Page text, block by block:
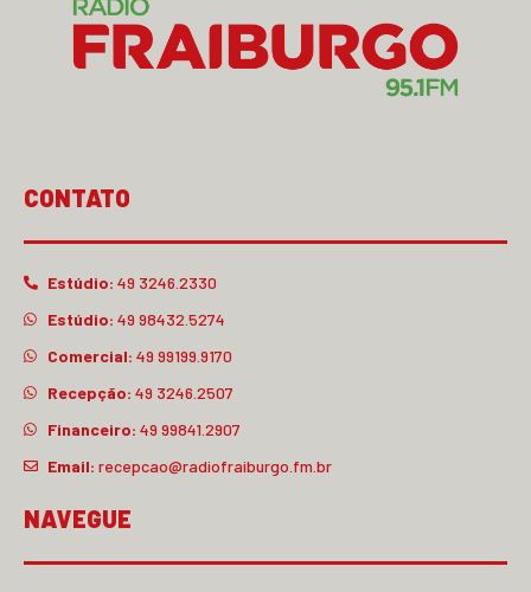
CONTATO
Estúdio: 49 3246.2330
Estúdio: 49 98432.5274
Comercial: 49 99199.9170
Recepção: 49 3246.2507
Financeiro: 49 99841.2907
Email: recepcao@radiofraiburgo.fm.br
NAVEGUE